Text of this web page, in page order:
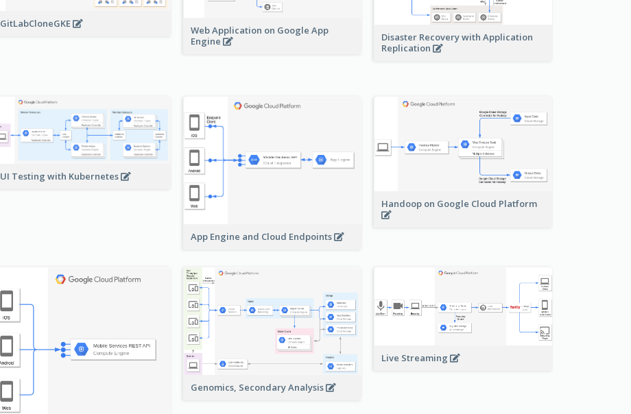
GitLabCloneGKE
Web Application on Google App
Engine
Disaster Recovery with Application
Replication
UI Testing with Kubernetes
App Engine and Cloud Endpoints
Handoop on Google Cloud Platform
Genomics, Secondary Analysis
Live Streaming